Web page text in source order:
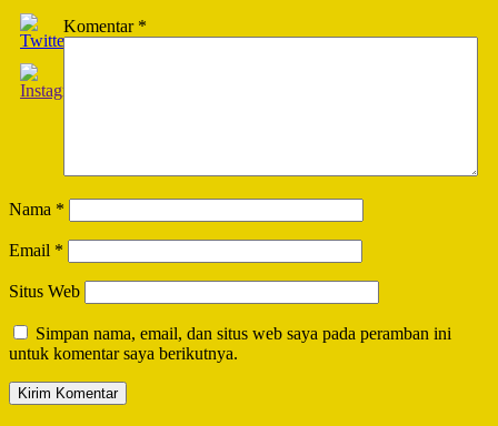
Komentar *
Nama *
Email *
Situs Web
Simpan nama, email, dan situs web saya pada peramban ini
untuk komentar saya berikutnya.